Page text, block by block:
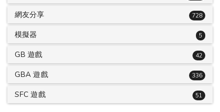
網友分享 728
模擬器 5
GB 遊戲 42
GBA 遊戲 336
SFC 遊戲 51